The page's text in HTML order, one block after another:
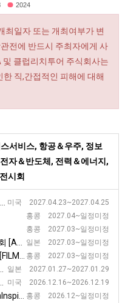
2024
최일자 또는 개최여부가 변
전에 반드시 주최자에게 사
및 클럽리치투어 주식회사는
직,간접적인 피해에 대해
서비스, 항공＆우주, 정보
자＆반도체, 전력＆에너지,
시회
미국 2027.04.23~2027.04.25
홍콩 2027.04~일정미정
홍콩 2027.03~일정미정
일본 2027.03~일정미정
홍콩 2027.03~일정미정
일본 2027.01.27~2027.01.29
미국 2026.12.16~2026.12.19
홍콩 2026.12~일정미정